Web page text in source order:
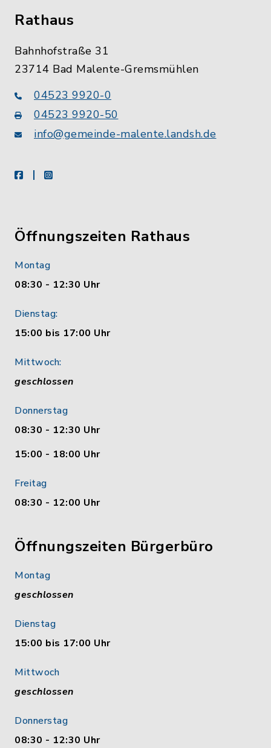
Rathaus
Bahnhofstraße 31
23714 Bad Malente-Gremsmühlen
04523 9920-0
04523 9920-50
info@gemeinde-malente.landsh.de
facebookinstagram
Öffnungszeiten Rathaus
Montag
08:30 - 12:30 Uhr
Dienstag:
15:00 bis 17:00 Uhr
Mittwoch:
geschlossen
Donnerstag
08:30 - 12:30 Uhr
15:00 - 18:00 Uhr
Freitag
08:30 - 12:00 Uhr
Öffnungszeiten Bürgerbüro
Montag
geschlossen
Dienstag
15:00 bis 17:00 Uhr
Mittwoch
geschlossen
Donnerstag
08:30 - 12:30 Uhr